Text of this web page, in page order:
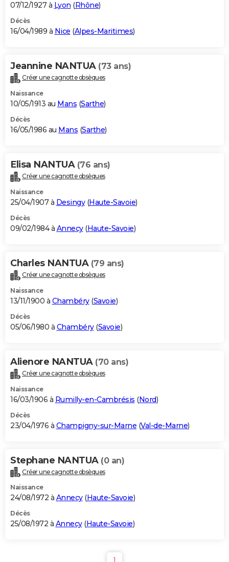
07/12/1927 à Lyon (Rhône)
Décès
16/04/1989 à Nice (Alpes-Maritimes)
Jeannine NANTUA (73 ans)
Créer une cagnotte obsèques
Naissance
10/05/1913 au Mans (Sarthe)
Décès
16/05/1986 au Mans (Sarthe)
Elisa NANTUA (76 ans)
Créer une cagnotte obsèques
Naissance
25/04/1907 à Desingy(Haute-Savoie)
Décès
09/02/1984 à Annecy(Haute-Savoie)
Charles NANTUA (79 ans)
Créer une cagnotte obsèques
Naissance
13/11/1900 à Chambéry(Savoie)
Décès
05/06/1980 à Chambéry(Savoie)
Alienore NANTUA (70 ans)
Créer une cagnotte obsèques
Naissance
16/03/1906 à Rumilly-en-Cambrésis (Nord)
Décès
23/04/1976 à Champigny-sur-Marne (Val-de-Marne)
Stephane NANTUA (0 an)
Créer une cagnotte obsèques
Naissance
24/08/1972 à Annecy(Haute-Savoie)
Décès
25/08/1972 à Annecy(Haute-Savoie)
1